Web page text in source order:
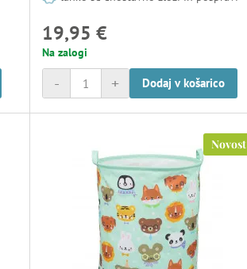
19,95 €
Na zalogi
+
- Dodaj v košarico
Novost